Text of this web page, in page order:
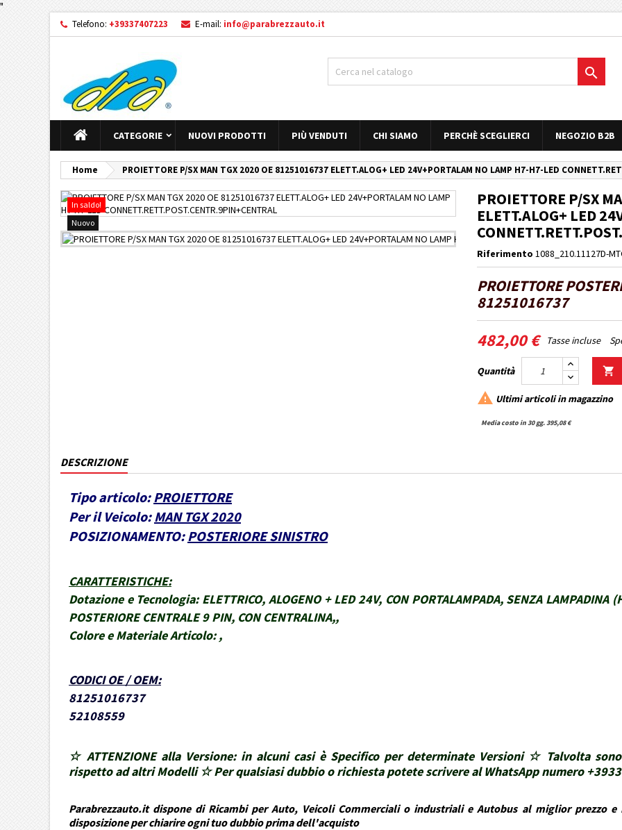
"
Telefono: +39337407223 E-mail: info@parabrezzauto.it

CATEGORIE NUOVI PRODOTTI PIÙ VENDUTI CHI SIAMO PERCHÈ SCEGLIERCI NEGOZIO B2B
Home PROIETTORE P/SX MAN TGX 2020 OE 81251016737 ELETT.ALOG+ LED 24V+PORTALAM NO LAMP H7-H7-LED
In saldo!
Nuovo
PROIETTORE P/SX
ELETT.ALOG+ LED
Riferimento 1088_210.11127D-
PROIETTORE
81251016737
482,00 € Tasse incluse
Quantità 
 Ultimi articoli in magazzino
Media costo in 30 gg. 395,08 €
DESCRIZIONE
Tipo articolo: PROIETTORE
Per il Veicolo: MAN TGX 2020
POSIZIONAMENTO: POSTERIORE SINISTRO
CARATTERISTICHE:
Dotazione e Tecnologia: ELETTRICO, ALOGENO + LED 24V, CON PORTALAMPADA, SENZA LAMPADINA
POSTERIORE CENTRALE 9 PIN, CON CENTRALINA,,
Colore e Materiale Articolo: ,
CODICI OE / OEM:
81251016737
52108559
☆ ATTENZIONE alla Versione: in alcuni casi è Specifico per determinate Versioni ☆ Talvolta
rispetto ad altri Modelli ☆ Per qualsiasi dubbio o richiesta potete scrivere al WhatsApp numero
Parabrezzauto.it dispone di Ricambi per Auto, Veicoli Commerciali o industriali e Autobus al miglior prezzo
disposizione per chiarire ogni tuo dubbio prima dell'acquisto